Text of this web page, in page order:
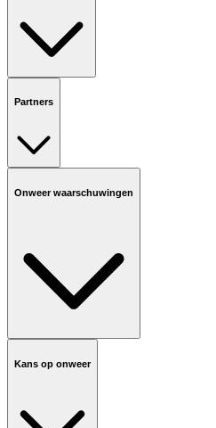
Partners
Onweer waarschuwingen
Kans op onweer